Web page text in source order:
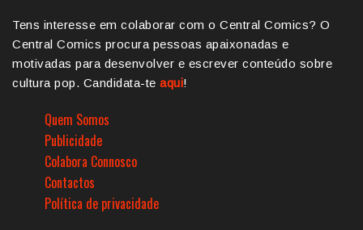
Tens interesse em colaborar com o Central Comics? O
Central Comics procura pessoas apaixonadas e
motivadas para desenvolver e escrever conteúdo sobre
cultura pop. Candidata-te aqui!
Quem Somos
Publicidade
Colabora Connosco
Contactos
Política de privacidade